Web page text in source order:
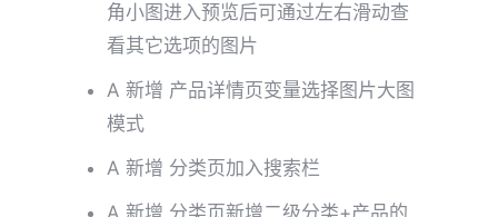
角小图进入预览后可通过左右滑动查
看其它选项的图片
A 新增 产品详情页变量选择图片大图
模式
A 新增 分类页加入搜索栏